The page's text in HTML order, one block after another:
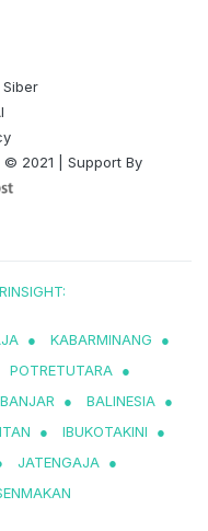
© 2021 | Support By
● KABARMINANG
●
POTRETUTARA ●
● BALINESIA ●
● IBUKOTAKINI
●
JATENGAJA ●